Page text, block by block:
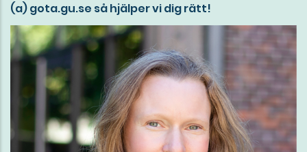
(a) gota.gu.se så hjälper vi dig rätt!